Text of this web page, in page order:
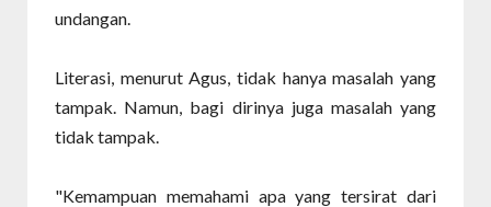
undangan.
Literasi, menurut Agus, tidak hanya masalah yang
tampak. Namun, bagi dirinya juga masalah yang
tidak tampak.
"Kemampuan memahami apa yang tersirat dari